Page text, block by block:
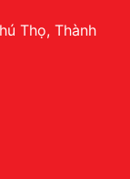
Thọ, Thành